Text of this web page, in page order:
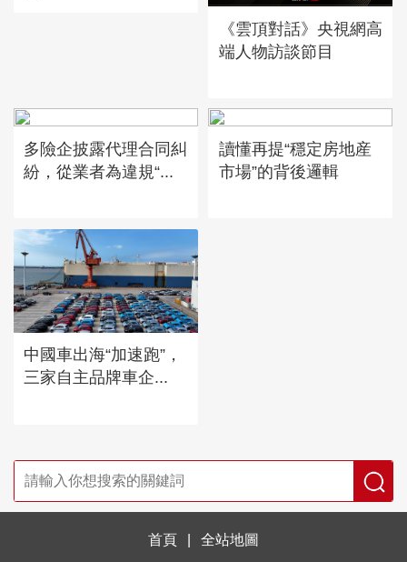
《雲頂對話》央視網高
端人物訪談節目
多險企披露代理合同糾
紛，從業者為違規“...
讀懂再提“穩定房地産
市場”的背後邏輯
中國車出海“加速跑”，
三家自主品牌車企...
首頁 全站地圖